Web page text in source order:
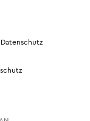
Datenschutz